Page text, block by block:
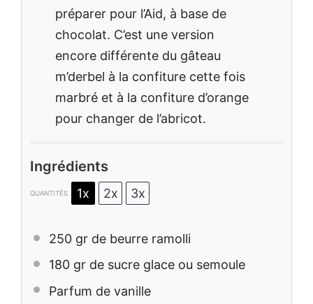
préparer pour l’Aid, à base de
chocolat. C’est une version
encore différente du gâteau
m’derbel à la confiture cette fois
marbré et à la confiture d’orange
pour changer de l’abricot.
Ingrédients
QUANTITÉS 1x 2x 3x
250 gr de beurre ramolli
180 gr de sucre glace ou semoule
Parfum de vanille